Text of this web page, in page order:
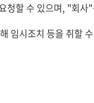
할 수 있으며, "회사
임시조치 등을 취할